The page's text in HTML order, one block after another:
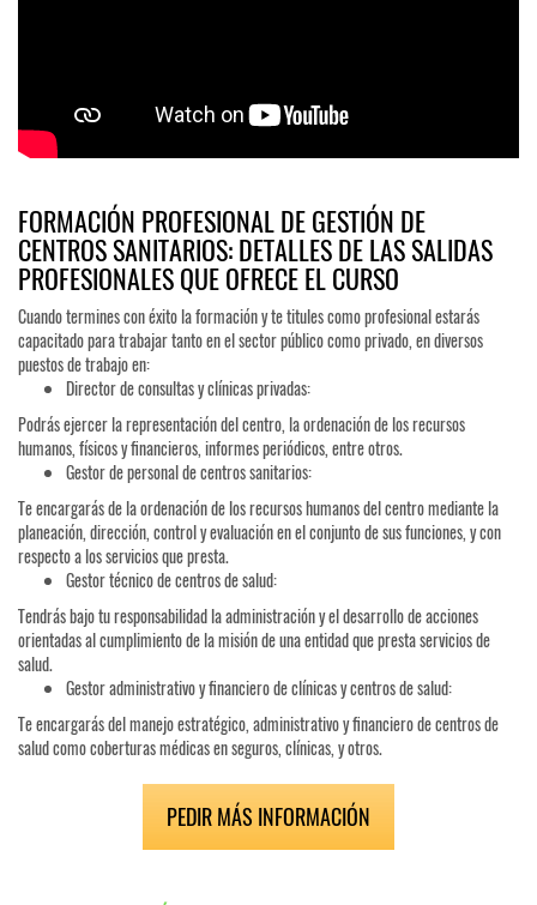
FORMACIÓN PROFESIONAL DE GESTIÓN DE
CENTROS SANITARIOS: DETALLES DE LAS SALIDAS
PROFESIONALES QUE OFRECE EL CURSO
Cuando termines con éxito la formación y te titules como profesional estarás
capacitado para trabajar tanto en el sector público como privado, en diversos
puestos de trabajo en:
Director de consultas y clínicas privadas:
Podrás ejercer la representación del centro, la ordenación de los recursos
humanos, físicos y financieros, informes periódicos, entre otros.
Gestor de personal de centros sanitarios:
Te encargarás de la ordenación de los recursos humanos del centro mediante la
planeación, dirección, control y evaluación en el conjunto de sus funciones, y con
respecto a los servicios que presta.
Gestor técnico de centros de salud:
Tendrás bajo tu responsabilidad la administración y el desarrollo de acciones
orientadas al cumplimiento de la misión de una entidad que presta servicios de
salud.
Gestor administrativo y financiero de clínicas y centros de salud:
Te encargarás del manejo estratégico, administrativo y financiero de centros de
salud como coberturas médicas en seguros, clínicas, y otros.
PEDIR MÁS INFORMACIÓN